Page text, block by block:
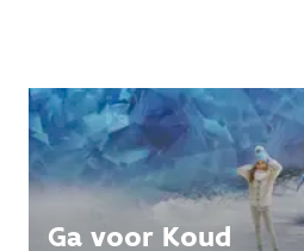
Ga voor Koud